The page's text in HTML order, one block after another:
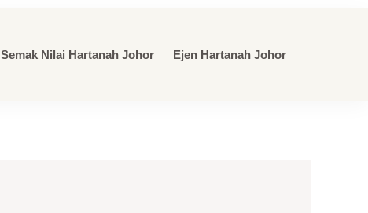
Semak Nilai Hartanah Johor Ejen Hartanah Johor